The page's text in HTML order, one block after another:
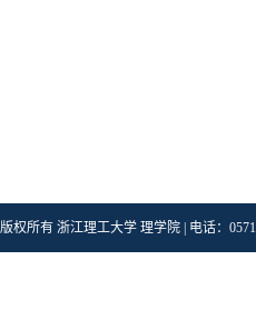
版权所有 浙江理工大学 理学院 | 电话：